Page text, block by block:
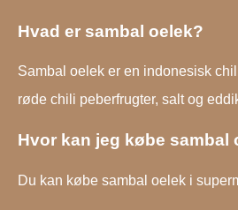
Hvad er sambal oelek?
Sambal oelek er en indonesisk
røde chili peberfrugter, salt og
Hvor kan jeg købe sambal
Du kan købe sambal oelek i